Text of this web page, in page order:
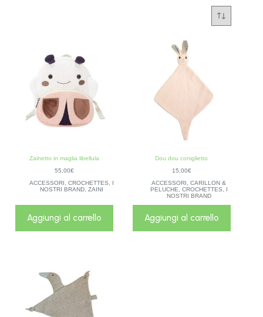
Zainetto in maglia libellula
55,00€
ACCESSORI
,CROCHETTES
I
NOSTRI BRAND ,ZAINI
Aggiungi al carrello
Dou dou coniglietto
15,00€
ACCESSORI
,CARILLON &
PELUCHE
CROCHETTES
I
NOSTRI BRAND
Aggiungi al carrello